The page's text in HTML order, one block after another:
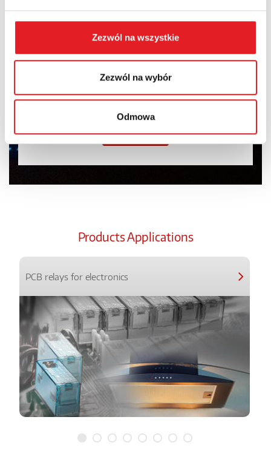
Zezwól na wszystkie
Zezwól na wybór
Odmowa
I have read thePrivacy Policy*
Products Applications
PCB relays for electronics